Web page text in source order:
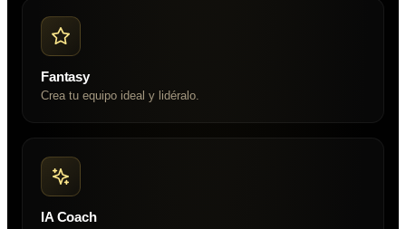
Fantasy
Crea tu equipo ideal y lidéralo.
IA Coach